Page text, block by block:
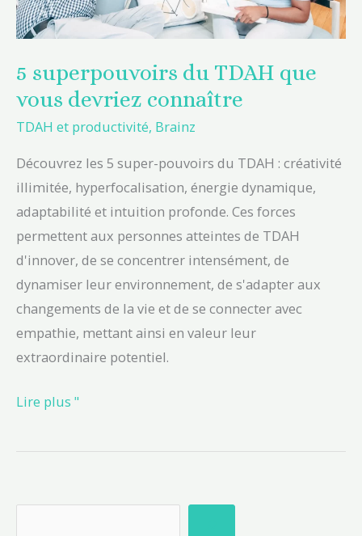
5 superpouvoirs du TDAH que
vous devriez connaître
TDAH et productivité, Brainz
Découvrez les 5 super-pouvoirs du TDAH : créativité
illimitée, hyperfocalisation, énergie dynamique,
adaptabilité et intuition profonde. Ces forces
permettent aux personnes atteintes de TDAH
d'innover, de se concentrer intensément, de
dynamiser leur environnement, de s'adapter aux
changements de la vie et de se connecter avec
empathie, mettant ainsi en valeur leur
extraordinaire potentiel.
Lire plus "